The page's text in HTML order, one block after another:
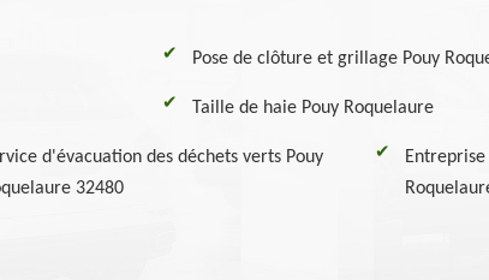
Pose de clôture et grillage Pouy
Taille de haie Pouy Roquelaure
d'évacuation des déchets verts Pouy
32480